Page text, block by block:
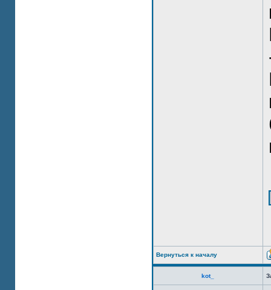
Вернуться к началу
kot_